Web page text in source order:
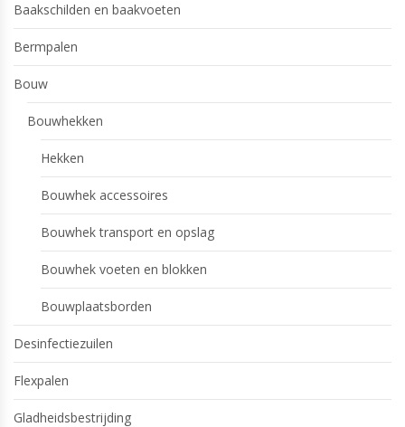
Baakschilden en baakvoeten
Bermpalen
Bouw
Bouwhekken
Hekken
Bouwhek accessoires
Bouwhek transport en opslag
Bouwhek voeten en blokken
Bouwplaatsborden
Desinfectiezuilen
Flexpalen
Gladheidsbestrijding